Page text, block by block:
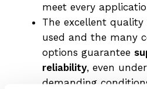
meet every
The excellent
used and the many
options guarantee
reliability, even
demanding